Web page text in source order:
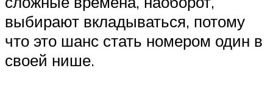
выбирают вкладываться, потому
что это шанс стать номером один в
своей нише.